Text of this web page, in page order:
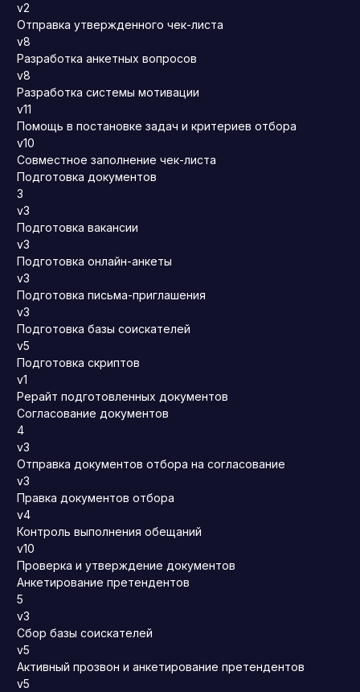
v2
Отправка утвержденного чек-листа
v8
Разработка анкетных вопросов
v8
Разработка системы мотивации
v11
Помощь в постановке задач и критериев отбора
v10
Совместное заполнение чек-листа
Подготовка документов
3
v3
Подготовка вакансии
v3
Подготовка онлайн-анкеты
v3
Подготовка письма-приглашения
v3
Подготовка базы соискателей
v5
Подготовка скриптов
v1
Рерайт подготовленных документов
Согласование документов
4
v3
Отправка документов отбора на согласование
v3
Правка документов отбора
v4
Контроль выполнения обещаний
v10
Проверка и утверждение документов
Анкетирование претендентов
5
v3
Сбор базы соискателей
v5
Активный прозвон и анкетирование претендентов
v5